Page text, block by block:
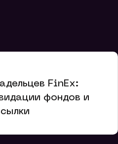
FinEx:
фондов и
Ваше